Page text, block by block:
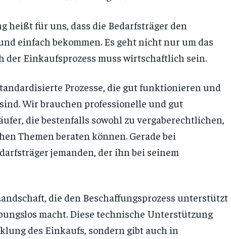
heißt für uns, dass die Bedarfsträger den
einfach bekommen. Es geht nicht nur um das
Einkaufsprozess muss wirtschaftlich sein.
Prozesse, die gut funktionieren und
Wir brauchen professionelle und gut
die bestenfalls sowohl zu vergaberechtlichen,
Themen beraten können. Gerade bei
jemanden, der ihn bei seinem
die den Beschaffungsprozess unterstützt
macht. Diese technische Unterstützung
des Einkaufs, sondern gibt auch in